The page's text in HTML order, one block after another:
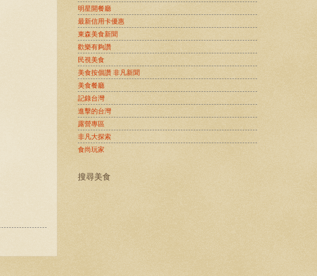
明星開餐廳
最新信用卡優惠
東森美食新聞
歡樂有夠讚
民視美食
美食按個讚 非凡新聞
美食餐廳
記錄台灣
進擊的台灣
露營專區
非凡大探索
食尚玩家
搜尋美食